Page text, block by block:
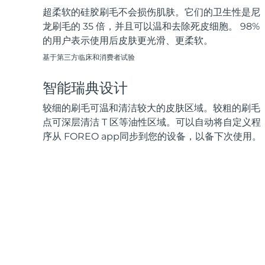
超柔软的硅胶刷毛不会损伤肌肤。它们的卫生性是尼
龙刷毛的 35 倍，并且可以温和去除死皮细胞。 98%
的用户表示使用后皮肤更光滑、更柔软。
基于第三方临床和消费者试验
智能瑞典设计
较细的刷毛可温和清洁较大的皮肤区域。较粗的刷毛
点可深层清洁 T 区等油性区域。可以自动将自定义程
序从 FOREO app同步到您的设备，以备下次使用。